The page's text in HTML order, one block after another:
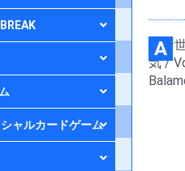
ャルカードゲーム
A